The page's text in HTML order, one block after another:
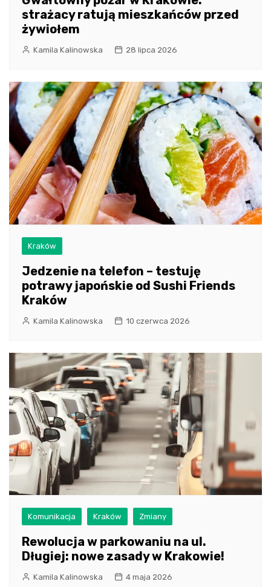
strażacy ratują mieszkańców przed
żywiołem
Kamila Kalinowska 28 lipca 2026
Kraków
Jedzenie na telefon – testuję
potrawy japońskie od Sushi Friends
Kraków
Kamila Kalinowska 10 czerwca 2026
Komunikacja Kraków Zmiany
Rewolucja w parkowaniu na ul.
Długiej: nowe zasady w Krakowie!
Kamila Kalinowska 4 maja 2026